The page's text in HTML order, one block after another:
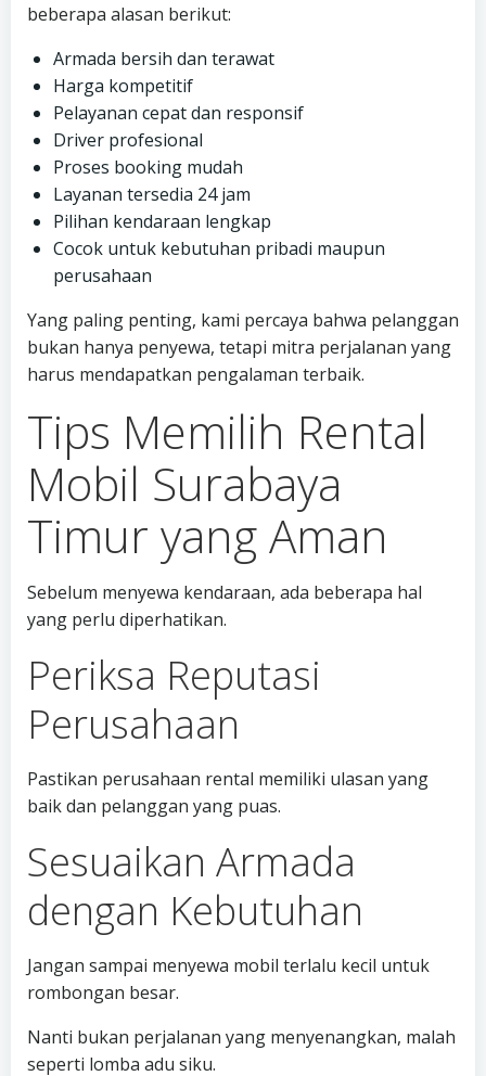
beberapa alasan berikut:
Armada bersih dan terawat
Harga kompetitif
Pelayanan cepat dan responsif
Driver profesional
Proses booking mudah
Layanan tersedia 24 jam
Pilihan kendaraan lengkap
Cocok untuk kebutuhan pribadi maupun
perusahaan
Yang paling penting, kami percaya bahwa pelanggan
bukan hanya penyewa, tetapi mitra perjalanan yang
harus mendapatkan pengalaman terbaik.
Tips Memilih Rental
Mobil Surabaya
Timur yang Aman
Sebelum menyewa kendaraan, ada beberapa hal
yang perlu diperhatikan.
Periksa Reputasi
Perusahaan
Pastikan perusahaan rental memiliki ulasan yang
baik dan pelanggan yang puas.
Sesuaikan Armada
dengan Kebutuhan
Jangan sampai menyewa mobil terlalu kecil untuk
rombongan besar.
Nanti bukan perjalanan yang menyenangkan, malah
seperti lomba adu siku.